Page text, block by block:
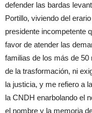
defender las bardas
Portillo, viviendo del
presidente incompetente
favor de atender las
familias de los más de 50
de la trasformación, ni
la justicia, y me refiero a
la CNDH enarbolando el
el nombre y la memoria